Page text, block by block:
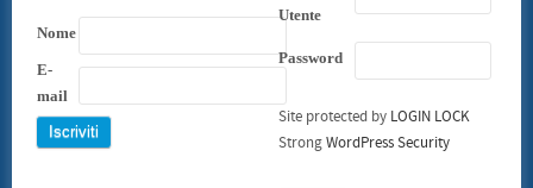
Nome
E-
mail
Utente
Password
Site protected by LOGIN LOCK
StrongWordPress Security